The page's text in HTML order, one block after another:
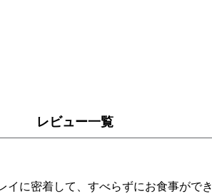
イに密着して、すべらずにお食事がで
inactiveレビュー一覧tab inactive